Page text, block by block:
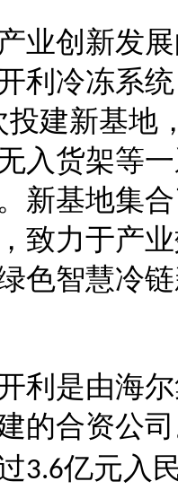
业创新发
利冷冻系统
投建新基地
入货架等
新基地集
致力于产
色智慧冷
利是由海
的合资公
3.6亿元入